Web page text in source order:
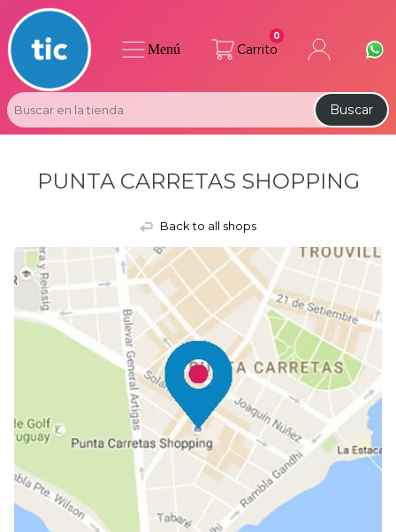
Carrito
0
Buscar
Menú
PUNTA CARRETAS SHOPPING
Back to all shops